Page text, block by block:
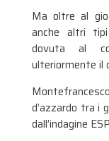
Ma oltre al
anche altri
dovuta al
ulteriormente il
d’azzardo tra i
dall’indagine